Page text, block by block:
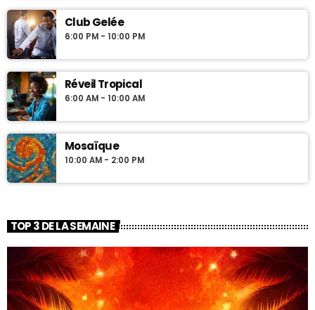
Club Gelée
6:00 PM - 10:00 PM
Réveil Tropical
6:00 AM - 10:00 AM
Mosaïque
10:00 AM - 2:00 PM
TOP 3 DE LA SEMAINE